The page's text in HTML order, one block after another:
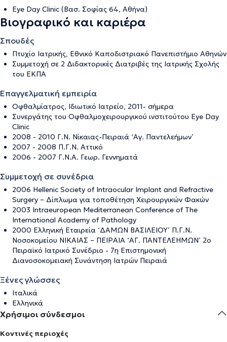
Eye Day Clinic (Βασ. Σοφίας 64, Αθήνα)
Βιογραφικό και καριέρα
Σπουδές
Πτυχίο Ιατρικής, Εθνικό Καποδιστριακό Πανεπιστήμιο Αθηνών
Συμμετοχή σε 2 Διδακτορικές Διατριβές της Ιατρικής Σχολής
του ΕΚΠΑ
Επαγγελματική εμπειρία
Οφθαλμίατρος, Ιδιωτικό Ιατρείο, 2011- σήμερα
Συνεργάτης του Οφθαλμοχειρουργικού ινστιτούτου Eye Day
Clinic
2008 - 2010 Γ.Ν. Νίκαιας-Πειραιά ‘Αγ. Παντελεήμων’
2007 - 2008 Π.Γ.Ν. Αττικό
2006 - 2007 Γ.Ν.Α. Γεωρ. Γεννηματά
Συμμετοχή σε συνέδρια
2006 Hellenic Society of Intraocular Implant and Refractive
Surgery – Δίπλωμα για τοποθέτηση Χειρουργικών Φακών
2003 Intraeuropean Mediterranean Conference of The
International Academy of Pathology
2000 Ελληνική Εταιρεία ‘ΔΑΜΩΝ ΒΑΣΙΛΕΙΟΥ’ Π.Γ.Ν.
Νοσοκομείου ΝΙΚΑΙΑΣ – ΠΕΙΡΑΙΑ ‘ΑΓ. ΠΑΝΤΕΛΕΗΜΩΝ’ 2ο
Πειραϊκό Ιατρικό Συνέδριο - 7η Επιστημονική
Διανοσοκομειακή Συνάντηση Ιατρών Πειραιά
Ξένες γλώσσες
Ιταλικά
Ελληνικά
Χρήσιμοι σύνδεσμοι
Κοντινές περιοχές